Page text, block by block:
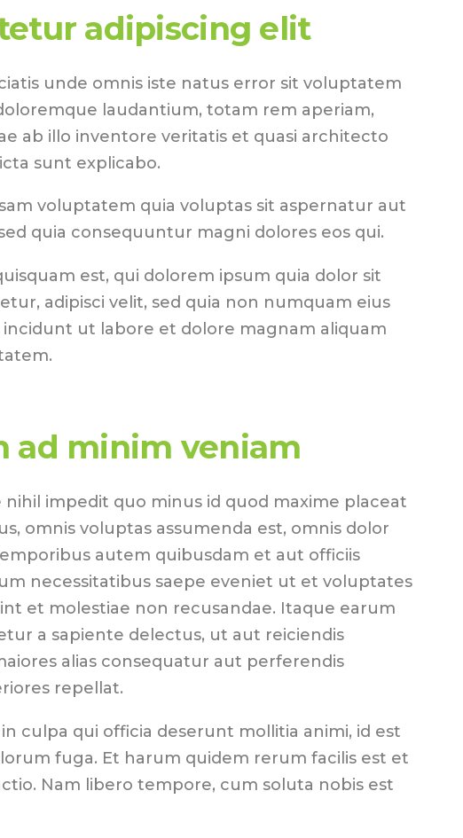
adipiscing elit
unde omnis iste natus error sit voluptatem
laudantium, totam rem aperiam,
ab illo inventore veritatis et quasi architecto
sunt explicabo.
voluptatem quia voluptas sit aspernatur aut
quia consequuntur magni dolores eos qui.
est, qui dolorem ipsum quia dolor sit
adipisci velit, sed quia non numquam eius
ut labore et dolore magnam aliquam
ad minim veniam
impedit quo minus id quod maxime placeat
omnis voluptas assumenda est, omnis dolor
autem quibusdam et aut officiis
necessitatibus saepe eveniet ut et voluptates
et molestiae non recusandae. Itaque earum
a sapiente delectus, ut aut reiciendis
alias consequatur aut perferendis
repellat.
culpa qui officia deserunt mollitia animi, id est
fuga. Et harum quidem rerum facilis est et
Nam libero tempore, cum soluta nobis est